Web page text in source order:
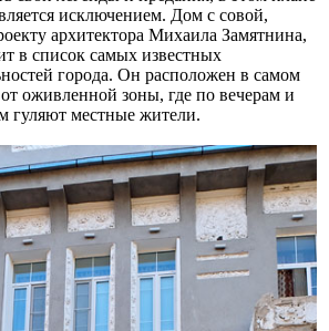
исключением. Дом с совой,
архитектора Михаила Замятнина,
в список самых известных
города. Он расположен в самом
оживленной зоны, где по вечерам и
гуляют местные жители.